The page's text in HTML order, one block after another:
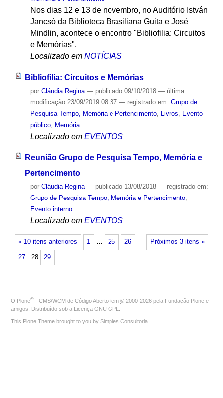
Nos dias 12 e 13 de novembro, no Auditório István
Jancsó da Biblioteca Brasiliana Guita e José
Mindlin, acontece o encontro "Bibliofilia: Circuitos
e Memórias".
Localizado em NOTÍCIAS
Bibliofilia: Circuitos e Memórias
por Cláudia Regina — publicado09/10/2018 — última
modificação23/09/2019 08:37 — registrado em: Grupo de
Pesquisa Tempo, Memória e Pertencimento, Livros
Evento
público, Memória
Localizado em EVENTOS
Reunião Grupo de Pesquisa Tempo, Memória e
Pertencimento
por Cláudia Regina — publicado13/08/2018 — registrado em:
Grupo de Pesquisa Tempo, Memória e Pertencimento,
Evento interno
Localizado em EVENTOS
« 10 itens anteriores Próximos 3 itens »
1 … 25 26
27 28 29
O Plone® - CMS/WCM de Código Aberto tem © 2000-2026 pela Fundação Plone e
amigos. Distribuído sob a Licença GNU GPL
This Plone Theme brought to you by Simples Consultoria